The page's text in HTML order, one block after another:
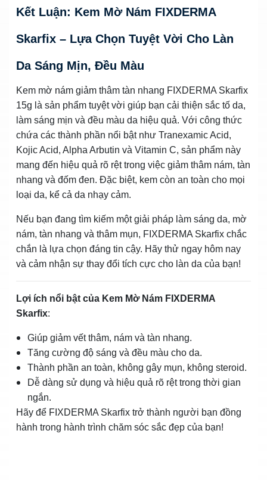
Kết Luận: Kem Mờ Nám FIXDERMA
Skarfix – Lựa Chọn Tuyệt Vời Cho Làn
Da Sáng Mịn, Đều Màu
Kem mờ nám giảm thâm tàn nhang FIXDERMA Skarfix
15g là sản phẩm tuyệt vời giúp bạn cải thiện sắc tố da,
làm sáng mịn và đều màu da hiệu quả. Với công thức
chứa các thành phần nổi bật như Tranexamic Acid,
Kojic Acid, Alpha Arbutin và Vitamin C, sản phẩm này
mang đến hiệu quả rõ rệt trong việc giảm thâm nám, tàn
nhang và đốm đen. Đặc biệt, kem còn an toàn cho mọi
loại da, kể cả da nhạy cảm.
Nếu bạn đang tìm kiếm một giải pháp làm sáng da, mờ
nám, tàn nhang và thâm mụn, FIXDERMA Skarfix chắc
chắn là lựa chọn đáng tin cậy. Hãy thử ngay hôm nay
và cảm nhận sự thay đổi tích cực cho làn da của bạn!
Lợi ích nổi bật của Kem Mờ Nám FIXDERMA
Skarfix:
Giúp giảm vết thâm, nám và tàn nhang.
Tăng cường độ sáng và đều màu cho da.
Thành phần an toàn, không gây mụn, không steroid.
Dễ dàng sử dụng và hiệu quả rõ rệt trong thời gian
ngắn.
Hãy để FIXDERMA Skarfix trở thành người bạn đồng
hành trong hành trình chăm sóc sắc đẹp của bạn!